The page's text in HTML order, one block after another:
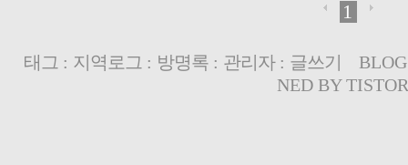
1
태그 : 지역로그 : 방명록: 관리자: 글쓰기
NED BY